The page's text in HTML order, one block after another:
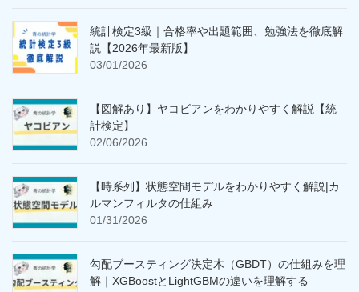
統計検定3級｜合格率や出題範囲、勉強法を徹底解
説【2026年最新版】
03/01/2026
【図解あり】ヤコビアンをわかりやすく解説【統
計検定】
02/06/2026
【時系列】状態空間モデルをわかりやすく解説|カ
ルマンフィルタの仕組み
01/31/2026
勾配ブースティング決定木（GBDT）の仕組みを理
解｜XGBoostとLightGBMの違いを理解する